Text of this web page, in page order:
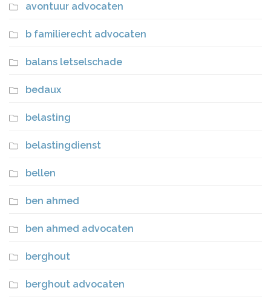
avontuur advocaten
b familierecht advocaten
balans letselschade
bedaux
belasting
belastingdienst
bellen
ben ahmed
ben ahmed advocaten
berghout
berghout advocaten